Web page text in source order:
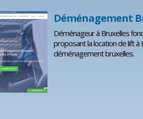
Déménagement
Déménageur à Bruxelles
proposant la location de lift
déménagement bruxelles.